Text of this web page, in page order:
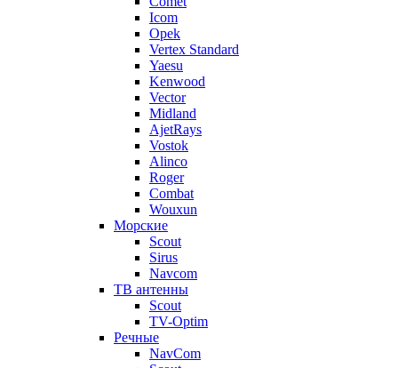
Icom
Opek
Vertex Standard
Yaesu
Kenwood
Vector
Midland
AjetRays
Vostok
Alinco
Roger
Combat
Wouxun
Морские
Scout
Sirus
Navcom
ТВ антенны
Scout
TV-Optim
Речные
NavCom